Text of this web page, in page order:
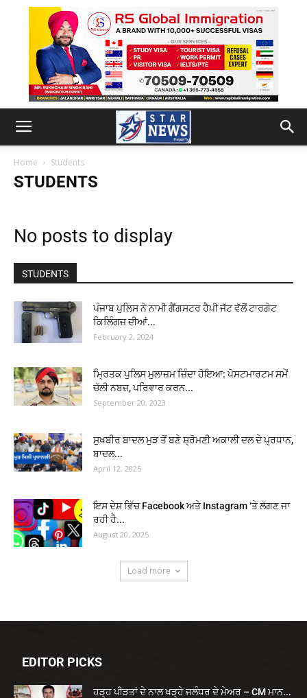
Home Students
STUDENTS
No posts to display
STUDENTS
ਪੰਜਾਬ ਪੁਲਿਸ ਨੇ ਨਾਮੀ ਗੈਂਗਸਟਰ ਹੈਪੀ ਜੱਟ ਵੱਲੋਂ ਟਾਰਗੇਟ
ਕਿਲਿੰਗਜ਼ ਦੀਆਂ...
February 2, 2024
ਮ੍ਰਿਤਕ ਪੁਲਿਸ ਮੁਲਾਜ਼ਮ ਜ਼ਿੰਦਾ ਹੋਇਆ: ਪੋਸਟਮਾਰਟਮ ਸਮੇਂ
ਚੱਲੀ ਨਬਜ਼, ਪਰਿਵਾਰ ਕਰਨ...
September 20, 2023
ਸੁਖਬੀਰ ਬਾਦਲ ਮੁੜ ਤੋਂ ਬਣੇ ਸ਼੍ਰੋਮਣੀ ਅਕਾਲੀ ਦਲ ਦੇ ਪ੍ਰਧਾਨ,
ਬਾਦਲ...
April 12, 2025
ਇਸ ਦੇਸ਼ ਵਿੱਚ Facebook ਅਤੇ Instagram ‘ਤੇ ਲੱਗਣ ਜਾ
ਰਹੀ ਹੈ...
August 20, 2025
Load more
EDITOR PICKS
ਹੜ੍ਹ ਪੀੜਤਾਂ ਦੇ ਨਾਲ ਖੜ੍ਹੇ ਜਲੰਧਰ ਦੇ ਮੇਅਰ – CM ਮਾਨ...